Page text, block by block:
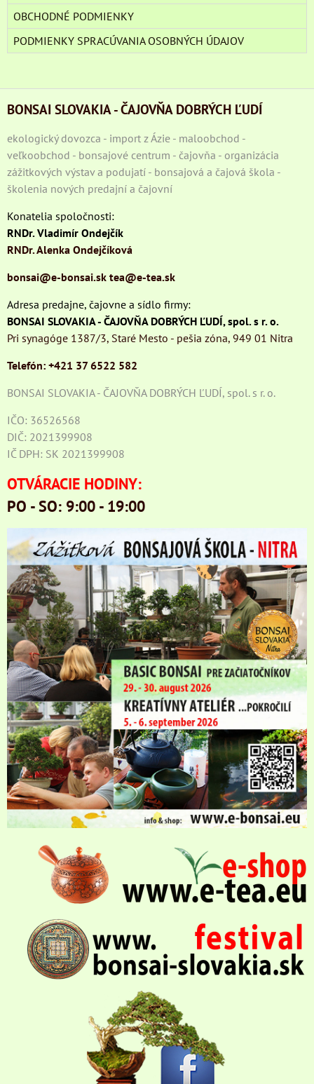
OBCHODNÉ PODMIENKY
PODMIENKY SPRACÚVANIA OSOBNÝCH ÚDAJOV
BONSAI SLOVAKIA - ČAJOVŇA DOBRÝCH ĽUDÍ
ekologický dovozca - import z Ázie - maloobchod -
veľkoobchod - bonsajové centrum - čajovňa - organizácia
zážitkových výstav a podujatí - bonsajová a čajová škola -
školenia nových predajní a čajovní
Konatelia spoločnosti:
RNDr. Vladimír Ondejčík
RNDr. Alenka Ondejčíková
bonsai@e-bonsai.sk tea@e-tea.sk
Adresa predajne, čajovne a sídlo firmy:
BONSAI SLOVAKIA - ČAJOVŇA DOBRÝCH ĽUDÍ, spol. s r. o.
Pri synagóge 1387/3, Staré Mesto - pešia zóna, 949 01 Nitra
Telefón: +421 37 6522 582
BONSAI SLOVAKIA - ČAJOVŇA DOBRÝCH ĽUDÍ, spol. s r. o.
IČO: 36526568
DIČ: 2021399908
IČ DPH: SK 2021399908
OTVÁRACIE HODINY:
PO - SO: 9:00 - 19:00